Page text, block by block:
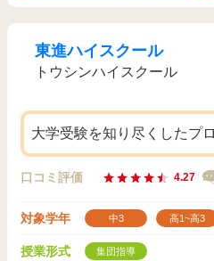
東進ハイスクール
トウシンハイスクール
大学受験を知り尽くしたプ
口コミ評価 4.27
対象学年 中3 高1~高3
授業形式 集団指導